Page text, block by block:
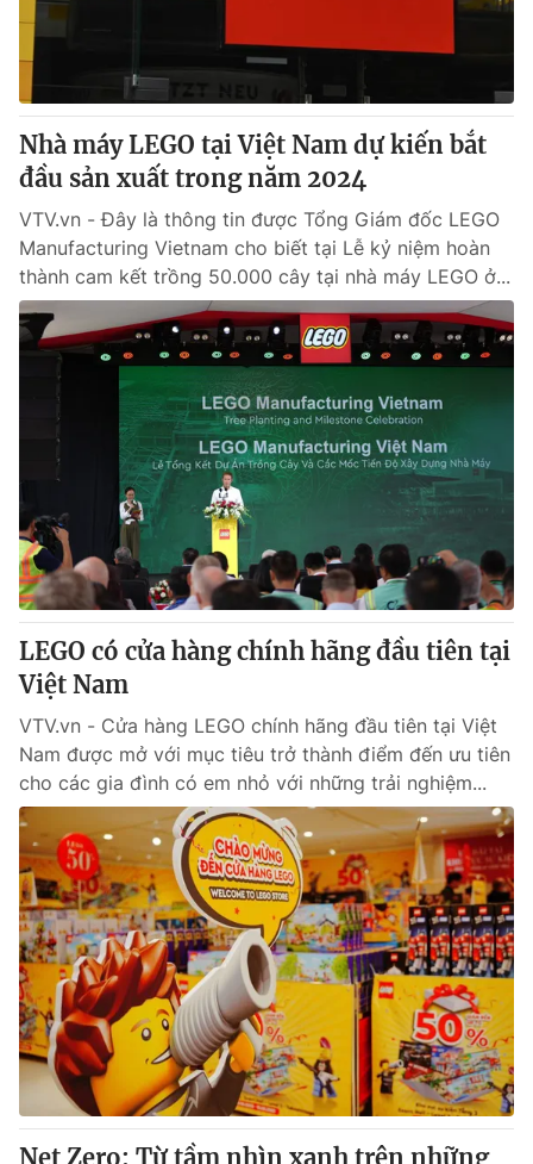
® Cấm sao chép dưới mọi hình thức nếu không có sự chấp
thuận bằng văn bản. Ghi rõ nguồn VTV.vn khi phát hành lại
thông tin từ website này.
Nhà máy LEGO tại Việt Nam dự kiến bắt
đầu sản xuất trong năm 2024
VTV.vn - Đây là thông tin được Tổng Giám đốc LEGO
Manufacturing Vietnam cho biết tại Lễ kỷ niệm hoàn
thành cam kết trồng 50.000 cây tại nhà máy LEGO ở...
LEGO có cửa hàng chính hãng đầu tiên tại
Việt Nam
VTV.vn - Cửa hàng LEGO chính hãng đầu tiên tại Việt
Nam được mở với mục tiêu trở thành điểm đến ưu tiên
cho các gia đình có em nhỏ với những trải nghiệm...
Net Zero: Từ tầm nhìn xanh trên những